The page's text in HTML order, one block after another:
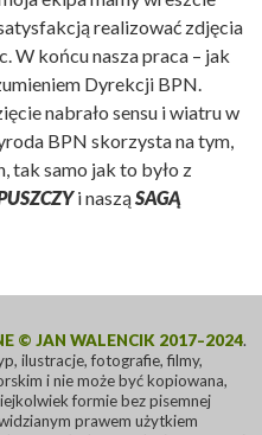
realizować zdjęcia
W końcu nasza praca – jak
Dyrekcji BPN.
nabrało sensu i wiatru w
BPN skorzysta na tym,
tak samo jak to było z
i nasząSAGĄ
© JAN WALENCIK 2017–2024.
ilustracje, fotografie, filmy,
i nie może być kopiowana,
formie bez pisemnej
prawem użytkiem